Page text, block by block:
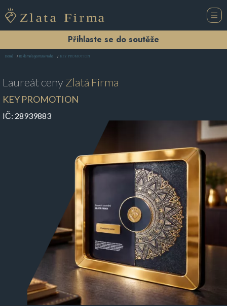
Přihlaste se do soutěže
Domů Reklamní agentura Praha KEY PROMOTION
Laureát cenyZlatá Firma
KEY PROMOTION
IČ: 28939883